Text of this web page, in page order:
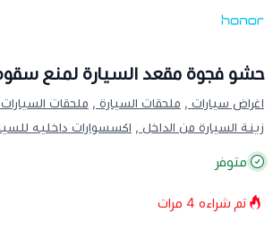
حشو فجوة مقعد السيارة لمنع
اغراض سيارات , ملحقات السيارة , ملحقات
زينة السيارة من الداخل , اكسسوارات داخليه
متوفر
تم شراءه 4 مرات